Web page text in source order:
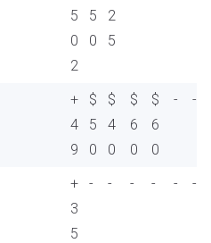
5
0
2
5
0
2
5
+
4
9
$
5
0
$
4
0
$
6
0
$
6
0
- -
+
3
5
- - - - - -